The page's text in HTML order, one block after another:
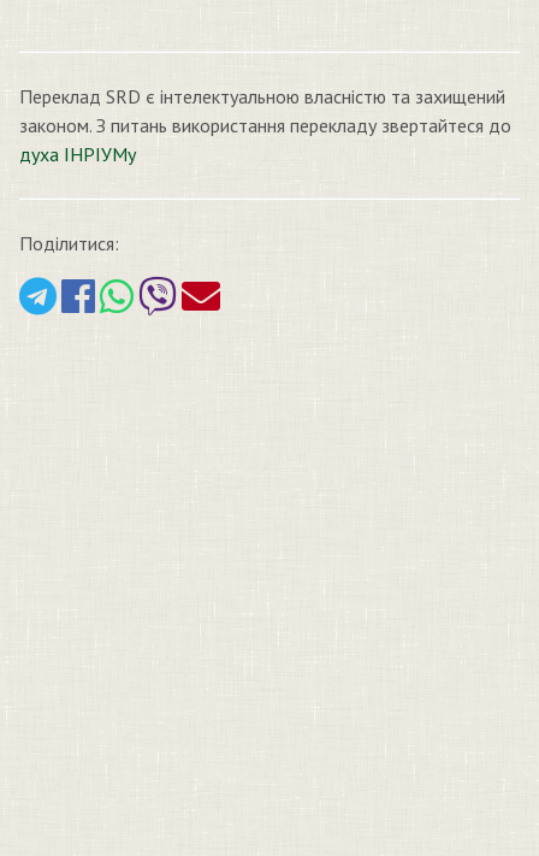
Переклад SRD є інтелектуальною власністю та захищений
законом. З питань використання перекладу звертайтеся до
духа ІНРІУМу
Поділитися: